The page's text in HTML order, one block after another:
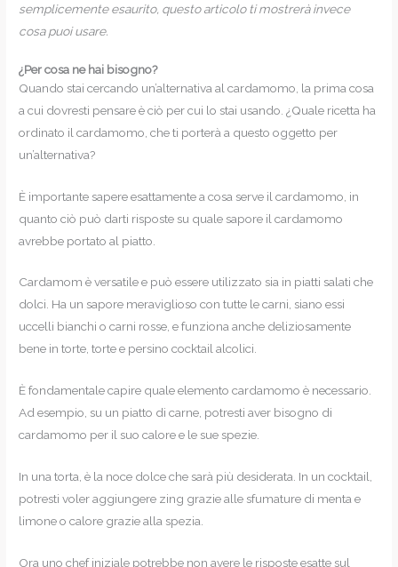
semplicemente esaurito, questo articolo ti mostrerà invece
cosa puoi usare.
¿Per cosa ne hai bisogno?
Quando stai cercando un’alternativa al cardamomo, la prima cosa
a cui dovresti pensare è ciò per cui lo stai usando. ¿Quale ricetta ha
ordinato il cardamomo, che ti porterà a questo oggetto per
un’alternativa?
È importante sapere esattamente a cosa serve il cardamomo, in
quanto ciò può darti risposte su quale sapore il cardamomo
avrebbe portato al piatto.
Cardamom è versatile e può essere utilizzato sia in piatti salati che
dolci. Ha un sapore meraviglioso con tutte le carni, siano essi
uccelli bianchi o carni rosse, e funziona anche deliziosamente
bene in torte, torte e persino cocktail alcolici.
È fondamentale capire quale elemento cardamomo è necessario.
Ad esempio, su un piatto di carne, potresti aver bisogno di
cardamomo per il suo calore e le sue spezie.
In una torta, è la noce dolce che sarà più desiderata. In un cocktail,
potresti voler aggiungere zing grazie alle sfumature di menta e
limone o calore grazie alla spezia.
Ora uno chef iniziale potrebbe non avere le risposte esatte sul